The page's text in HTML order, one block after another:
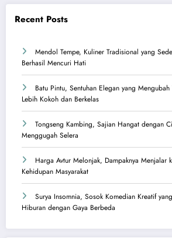
Recent Posts
Mendol Tempe, Kuliner Tradisional yang
Berhasil Mencuri Hati
Batu Pintu, Sentuhan Elegan yang
Lebih Kokoh dan Berkelas
Tongseng Kambing, Sajian Hangat dengan
Menggugah Selera
Harga Avtur Melonjak, Dampaknya Menjalar
Kehidupan Masyarakat
Surya Insomnia, Sosok Komedian Kreatif
Hiburan dengan Gaya Berbeda